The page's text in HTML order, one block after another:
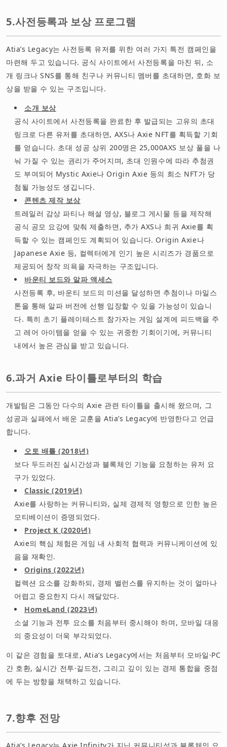
5.사전등록과 보상 프로그램
Atia’s Legacy는 사전등록 유저를 위한 여러 가지 특전 캠페인을
마련해 두고 있습니다. 공식 사이트에서 사전등록을 마친 뒤, 소
개 링크나 SNS를 통해 친구나 커뮤니티 멤버를 초대하면, 호화 보
상을 받을 수 있는 구조입니다.
소개 보상
공식 사이트에서 사전등록을 완료한 후 발급되는 고유의 초대
링크로 다른 유저를 초대하면, AXS나 Axie NFT를 획득할 기회
를 얻습니다. 초대 성공 상위 200명은 25,000AXS 보상 풀을 나
눠 가질 수 있는 권리가 주어지며, 초대 인원수에 따라 추첨권
도 부여되어 Mystic Axie나 Origin Axie 등의 희소 NFT가 당
첨될 가능성도 생깁니다.
콘텐츠 제작 보상
트레일러 감상 파티나 해설 영상, 블로그 게시물 등을 제작해
공식 공모 요강에 맞춰 제출하면, 추가 AXS나 희귀 Axie를 획
득할 수 있는 캠페인도 계획되어 있습니다. Origin Axie나
Japanese Axie 등, 컬렉터에게 인기 높은 시리즈가 경품으로
제공되어 창작 의욕을 자극하는 구조입니다.
바운티 보드와 알파 액세스
사전등록 후, 바운티 보드의 미션을 달성하면 추첨이나 마일스
톤을 통해 알파 버전에 선행 입장할 수 있을 가능성이 있습니
다. 특히 초기 플레이테스트 참가자는 게임 설계에 피드백을 주
고 레어 아이템을 얻을 수 있는 귀중한 기회이기에, 커뮤니티
내에서 높은 관심을 받고 있습니다.
6.과거 Axie 타이틀로부터의 학습
개발팀은 그동안 다수의 Axie 관련 타이틀을 출시해 왔으며, 그
성공과 실패에서 배운 교훈을 Atia’s Legacy에 반영한다고 언급
합니다.
오토 배틀 (2018년)
보다 두드러진 실시간성과 블록체인 기능을 요청하는 유저 요
구가 있었다.
Classic (2019년)
Axie를 사랑하는 커뮤니티와, 실제 경제적 영향으로 인한 높은
모티베이션이 증명되었다.
Project K (2020년)
Axie의 핵심 체험은 게임 내 사회적 협력과 커뮤니케이션에 있
음을 재확인.
Origins (2022년)
컬렉션 요소를 강화하되, 경제 밸런스를 유지하는 것이 얼마나
어렵고 중요한지 다시 깨달았다.
HomeLand (2023년)
소셜 기능과 전투 요소를 처음부터 중시해야 하며, 모바일 대응
의 중요성이 더욱 부각되었다.
이 같은 경험을 토대로, Atia’s Legacy에서는 처음부터 모바일·PC
간 호환, 실시간 전투·길드전, 그리고 깊이 있는 경제 통합을 중점
에 두는 방향을 채택하고 있습니다.
7.향후 전망
Atia’s Legacy는 Axie Infinity가 지닌 커뮤니티성과 블록체인 요